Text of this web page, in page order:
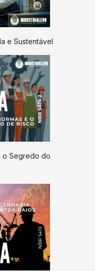
e Sustentável
o Segredo do